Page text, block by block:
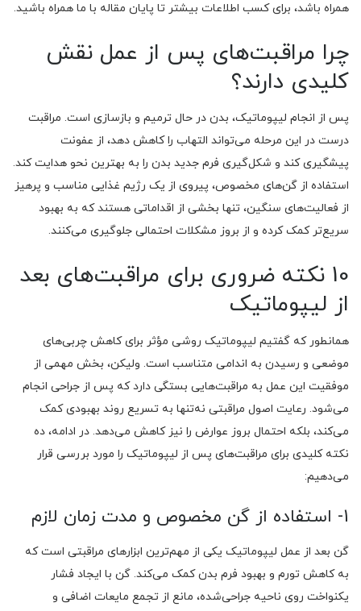
همراه باشد، برای کسب اطلاعات بیشتر تا پایان مقاله با ما همراه باشید.
چرا مراقبت‌های پس از عمل نقش
کلیدی دارند؟
پس از انجام لیپوماتیک، بدن در حال ترمیم و بازسازی است. مراقبت
درست در این مرحله می‌تواند التهاب را کاهش دهد، از عفونت
پیشگیری کند و شکل‌گیری فرم جدید بدن را به بهترین نحو هدایت کند.
استفاده از گن‌های مخصوص، پیروی از یک رژیم غذایی مناسب و پرهیز
از فعالیت‌های سنگین، تنها بخشی از اقداماتی هستند که به بهبود
سریع‌تر کمک کرده و از بروز مشکلات احتمالی جلوگیری می‌کنند.
10 نکته ضروری برای مراقبت‌های بعد
از لیپوماتیک
همانطور که گفتیم لیپوماتیک روشی مؤثر برای کاهش چربی‌های
موضعی و رسیدن به اندامی متناسب است. ولیکن، بخش مهمی از
موفقیت این عمل به مراقبت‌هایی بستگی دارد که پس از جراحی انجام
می‌شود. رعایت اصول مراقبتی نه‌تنها به تسریع روند بهبودی کمک
می‌کند، بلکه احتمال بروز عوارض را نیز کاهش می‌دهد. در ادامه، ده
نکته کلیدی برای مراقبت‌های پس از لیپوماتیک را مورد بررسی قرار
می‌دهیم:
1- استفاده از گن مخصوص و مدت زمان لازم
گن بعد از عمل لیپوماتیک یکی از مهم‌ترین ابزارهای مراقبتی است که
به کاهش تورم و بهبود فرم بدن کمک می‌کند. گن با ایجاد فشار
یکنواخت روی ناحیه جراحی‌شده، مانع از تجمع مایعات اضافی و